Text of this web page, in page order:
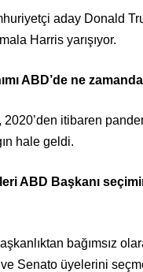
aday Donald
Harris yarışıyor.
ABD’de ne
2020’den itibaren
hale geldi.
ABD Başkanı
bağımsız
Senato üyelerini